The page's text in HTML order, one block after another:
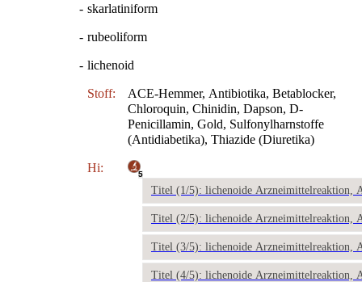
- skarlatiniform
- rubeoliform
- lichenoid
Stoff:
ACE-Hemmer, Antibiotika, Betablocker,
Chloroquin, Chinidin, Dapson, D-
Penicillamin, Gold, Sulfonylharnstoffe
(Antidiabetika), Thiazide (Diuretika)
Hi: 5
Titel (1/5): lichenoide Arzneimittelreaktion,
Titel (2/5): lichenoide Arzneimittelreaktion,
Titel (3/5): lichenoide Arzneimittelreaktion,
Titel (4/5): lichenoide Arzneimittelreaktion,